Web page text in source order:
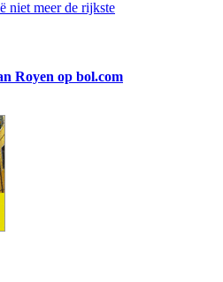
niet meer de rijkste
Royen op bol.com